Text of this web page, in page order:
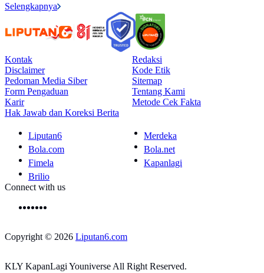
Selengkapnya
Kontak
Redaksi
Disclaimer
Kode Etik
Pedoman Media Siber
Sitemap
Form Pengaduan
Tentang Kami
Karir
Metode Cek Fakta
Hak Jawab dan Koreksi Berita
Liputan6
Merdeka
Bola.com
Bola.net
Fimela
Kapanlagi
Brilio
Connect with us
Copyright © 2026 Liputan6.com
KLY KapanLagi Youniverse All Right Reserved.